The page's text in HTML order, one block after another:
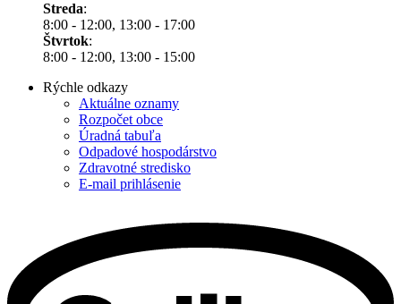
Streda:
8:00 - 12:00, 13:00 - 17:00
Štvrtok:
8:00 - 12:00, 13:00 - 15:00
Rýchle odkazy
Aktuálne oznamy
Rozpočet obce
Úradná tabuľa
Odpadové hospodárstvo
Zdravotné stredisko
E-mail prihlásenie